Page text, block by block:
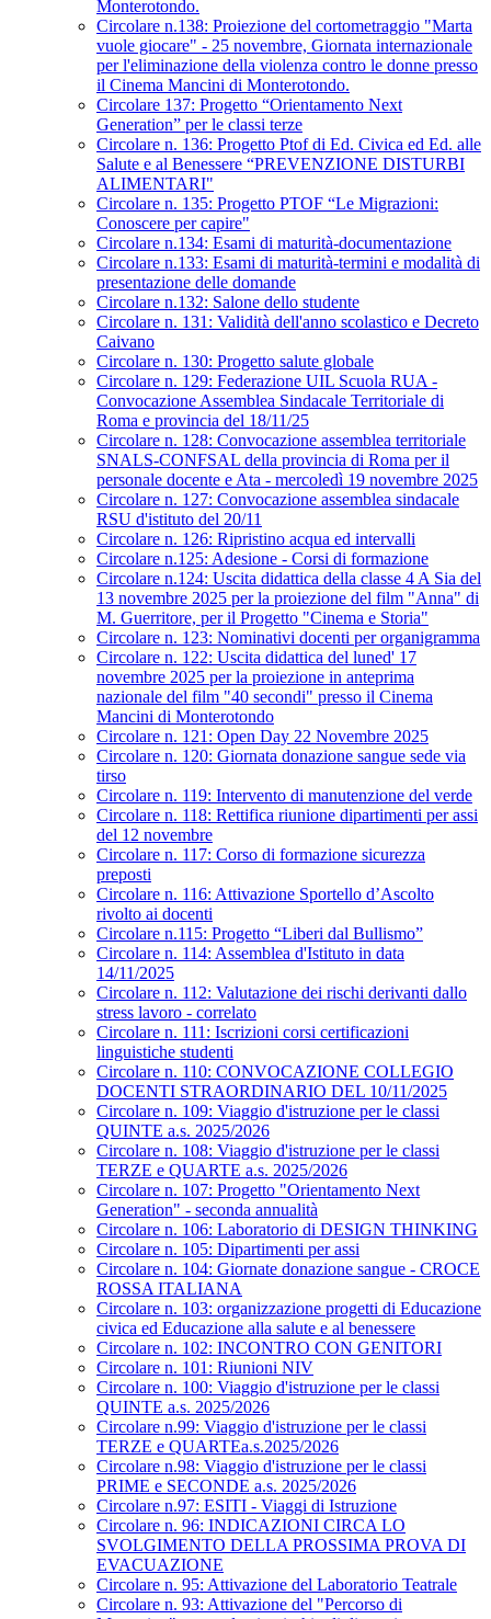
Monterotondo.
Circolare n.138: Proiezione del cortometraggio "Marta
vuole giocare" - 25 novembre, Giornata internazionale
per l'eliminazione della violenza contro le donne presso
il Cinema Mancini di Monterotondo.
Circolare 137: Progetto “Orientamento Next
Generation” per le classi terze
Circolare n. 136: Progetto Ptof di Ed. Civica ed Ed. alle
Salute e al Benessere “PREVENZIONE DISTURBI
ALIMENTARI"
Circolare n. 135: Progetto PTOF “Le Migrazioni:
Conoscere per capire"
Circolare n.134: Esami di maturità-documentazione
Circolare n.133: Esami di maturità-termini e modalità di
presentazione delle domande
Circolare n.132: Salone dello studente
Circolare n. 131: Validità dell'anno scolastico e Decreto
Caivano
Circolare n. 130: Progetto salute globale
Circolare n. 129: Federazione UIL Scuola RUA -
Convocazione Assemblea Sindacale Territoriale di
Roma e provincia del 18/11/25
Circolare n. 128: Convocazione assemblea territoriale
SNALS-CONFSAL della provincia di Roma per il
personale docente e Ata - mercoledì 19 novembre 2025
Circolare n. 127: Convocazione assemblea sindacale
RSU d'istituto del 20/11
Circolare n. 126: Ripristino acqua ed intervalli
Circolare n.125: Adesione - Corsi di formazione
Circolare n.124: Uscita didattica della classe 4 A Sia del
13 novembre 2025 per la proiezione del film "Anna" di
M. Guerritore, per il Progetto "Cinema e Storia"
Circolare n. 123: Nominativi docenti per organigramma
Circolare n. 122: Uscita didattica del luned' 17
novembre 2025 per la proiezione in anteprima
nazionale del film "40 secondi" presso il Cinema
Mancini di Monterotondo
Circolare n. 121: Open Day 22 Novembre 2025
Circolare n. 120: Giornata donazione sangue sede via
tirso
Circolare n. 119: Intervento di manutenzione del verde
Circolare n. 118: Rettifica riunione dipartimenti per assi
del 12 novembre
Circolare n. 117: Corso di formazione sicurezza
preposti
Circolare n. 116: Attivazione Sportello d’Ascolto
rivolto ai docenti
Circolare n.115: Progetto “Liberi dal Bullismo”
Circolare n. 114: Assemblea d'Istituto in data
14/11/2025
Circolare n. 112: Valutazione dei rischi derivanti dallo
stress lavoro - correlato
Circolare n. 111: Iscrizioni corsi certificazioni
linguistiche studenti
Circolare n. 110: CONVOCAZIONE COLLEGIO
DOCENTI STRAORDINARIO DEL 10/11/2025
Circolare n. 109: Viaggio d'istruzione per le classi
QUINTE a.s. 2025/2026
Circolare n. 108: Viaggio d'istruzione per le classi
TERZE e QUARTE a.s. 2025/2026
Circolare n. 107: Progetto "Orientamento Next
Generation" - seconda annualità
Circolare n. 106: Laboratorio di DESIGN THINKING
Circolare n. 105: Dipartimenti per assi
Circolare n. 104: Giornate donazione sangue - CROCE
ROSSA ITALIANA
Circolare n. 103: organizzazione progetti di Educazione
civica ed Educazione alla salute e al benessere
Circolare n. 102: INCONTRO CON GENITORI
Circolare n. 101: Riunioni NIV
Circolare n. 100: Viaggio d'istruzione per le classi
QUINTE a.s. 2025/2026
Circolare n.99: Viaggio d'istruzione per le classi
TERZE e QUARTEa.s.2025/2026
Circolare n.98: Viaggio d'istruzione per le classi
PRIME e SECONDE a.s. 2025/2026
Circolare n.97: ESITI - Viaggi di Istruzione
Circolare n. 96: INDICAZIONI CIRCA LO
SVOLGIMENTO DELLA PROSSIMA PROVA DI
EVACUAZIONE
Circolare n. 95: Attivazione del Laboratorio Teatrale
Circolare n. 93: Attivazione del "Percorso di